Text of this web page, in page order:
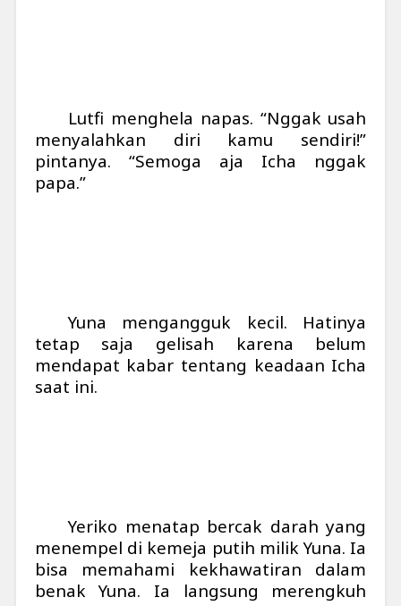
Lutfi menghela napas. “Nggak usah
menyalahkan diri kamu sendiri!”
pintanya. “Semoga aja Icha nggak
papa.”
Yuna mengangguk kecil. Hatinya
tetap saja gelisah karena belum
mendapat kabar tentang keadaan Icha
saat ini.
Yeriko menatap bercak darah yang
menempel di kemeja putih milik Yuna. Ia
bisa memahami kekhawatiran dalam
benak Yuna. Ia langsung merengkuh